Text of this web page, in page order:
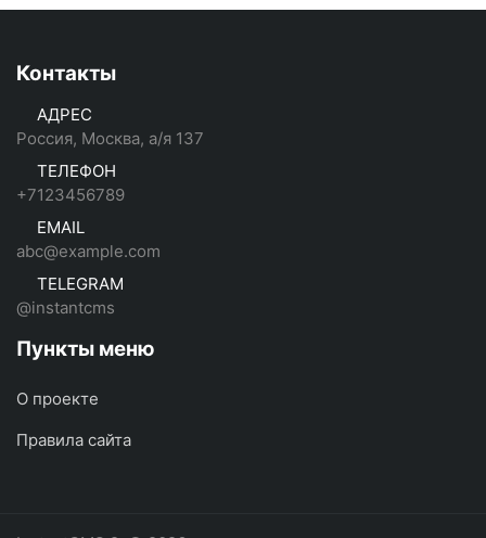
Контакты
АДРЕС
Россия, Москва, а/я 137
ТЕЛЕФОН
+7123456789
EMAIL
abc@example.com
TELEGRAM
@instantcms
Пункты меню
О проекте
Правила сайта